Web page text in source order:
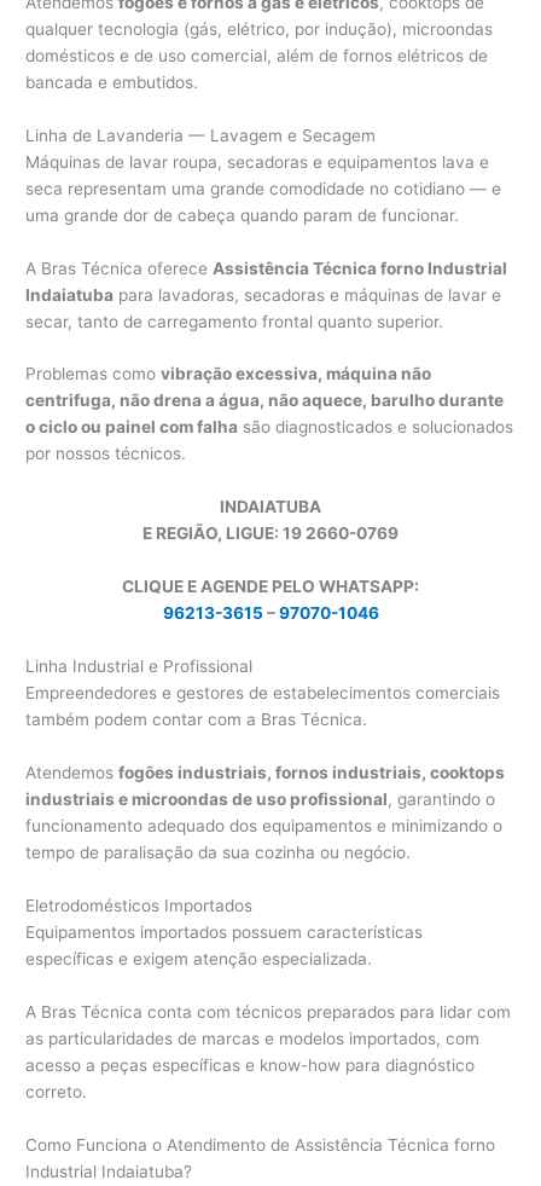
qualquer tecnologia (gás, elétrico, por indução), microondas
domésticos e de uso comercial, além de fornos elétricos de
bancada e embutidos.
Linha de Lavanderia — Lavagem e Secagem
Máquinas de lavar roupa, secadoras e equipamentos lava e
seca representam uma grande comodidade no cotidiano — e
uma grande dor de cabeça quando param de funcionar.
A Bras Técnica oferece Assistência Técnica forno Industrial
Indaiatuba para lavadoras, secadoras e máquinas de lavar e
secar, tanto de carregamento frontal quanto superior.
Problemas comovibração excessiva, máquina não
centrifuga, não drena a água, não aquece, barulho durante
o ciclo ou painel com falha são diagnosticados e solucionados
por nossos técnicos.
INDAIATUBA
E REGIÃO, LIGUE: 19 2660-0769
CLIQUE E AGENDE PELO WHATSAPP:
96213-3615 –97070-1046
Linha Industrial e Profissional
Empreendedores e gestores de estabelecimentos comerciais
também podem contar com a Bras Técnica.
Atendemosfogões industriais, fornos industriais, cooktops
industriais e microondas de uso profissional, garantindo o
funcionamento adequado dos equipamentos e minimizando o
tempo de paralisação da sua cozinha ou negócio.
Eletrodomésticos Importados
Equipamentos importados possuem características
específicas e exigem atenção especializada.
A Bras Técnica conta com técnicos preparados para lidar com
as particularidades de marcas e modelos importados, com
acesso a peças específicas e know-how para diagnóstico
correto.
Como Funciona o Atendimento de Assistência Técnica forno
Industrial Indaiatuba?